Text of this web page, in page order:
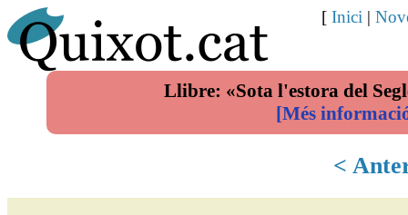
Llibre: «Sota l'estora del
[Més
[ Inici |
<